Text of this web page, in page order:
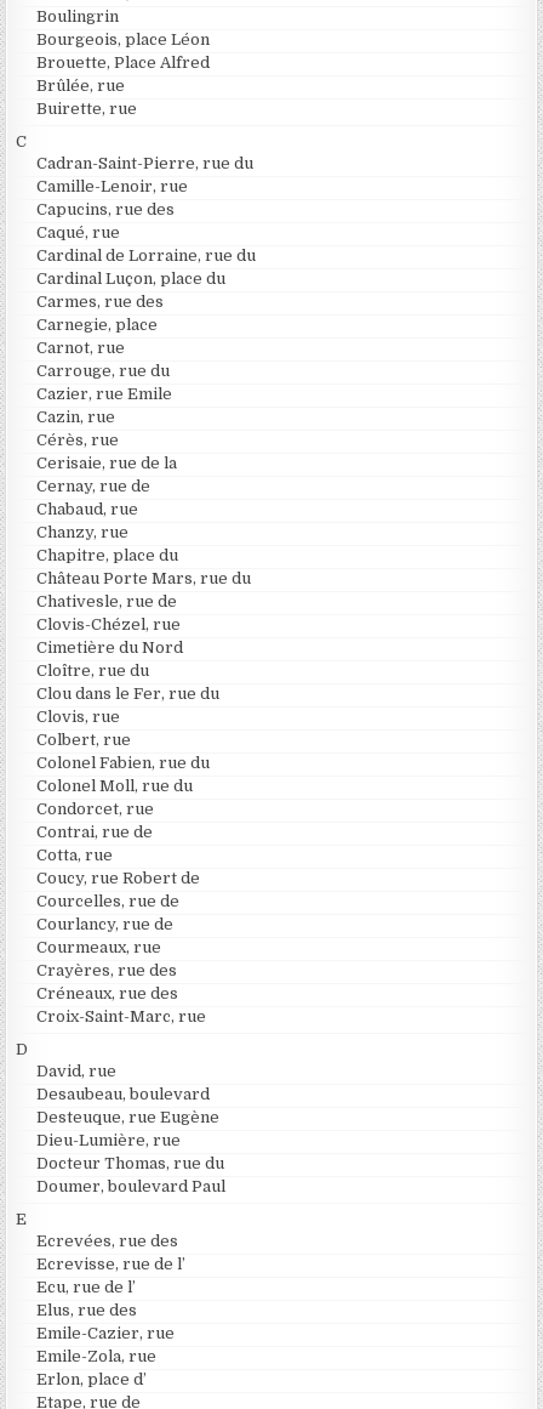
Boulingrin
Bourgeois, place Léon
Brouette, Place Alfred
Brûlée, rue
Buirette, rue
C
Cadran-Saint-Pierre, rue du
Camille-Lenoir, rue
Capucins, rue des
Caqué, rue
Cardinal de Lorraine, rue du
Cardinal Luçon, place du
Carmes, rue des
Carnegie, place
Carnot, rue
Carrouge, rue du
Cazier, rue Emile
Cazin, rue
Cérès, rue
Cerisaie, rue de la
Cernay, rue de
Chabaud, rue
Chanzy, rue
Chapitre, place du
Château Porte Mars, rue du
Chativesle, rue de
Clovis-Chézel, rue
Cimetière du Nord
Cloître, rue du
Clou dans le Fer, rue du
Clovis, rue
Colbert, rue
Colonel Fabien, rue du
Colonel Moll, rue du
Condorcet, rue
Contrai, rue de
Cotta, rue
Coucy, rue Robert de
Courcelles, rue de
Courlancy, rue de
Courmeaux, rue
Crayères, rue des
Créneaux, rue des
Croix-Saint-Marc, rue
D
David, rue
Desaubeau, boulevard
Desteuque, rue Eugène
Dieu-Lumière, rue
Docteur Thomas, rue du
Doumer, boulevard Paul
E
Ecrevées, rue des
Ecrevisse, rue de l’
Ecu, rue de l’
Elus, rue des
Emile-Cazier, rue
Emile-Zola, rue
Erlon, place d’
Etape, rue de